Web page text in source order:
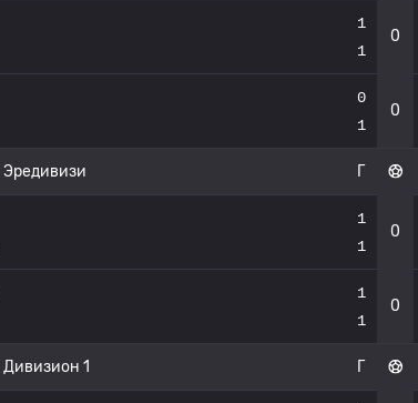
1
1
0
0
1
0
Эредивизи Г
1
1
0
1
1
0
Дивизион 1 Г